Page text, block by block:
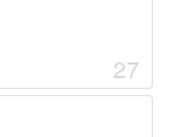
27